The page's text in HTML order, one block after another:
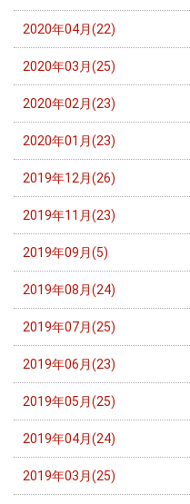
2020年04月(22)
2020年03月(25)
2020年02月(23)
2020年01月(23)
2019年12月(26)
2019年11月(23)
2019年09月(5)
2019年08月(24)
2019年07月(25)
2019年06月(23)
2019年05月(25)
2019年04月(24)
2019年03月(25)